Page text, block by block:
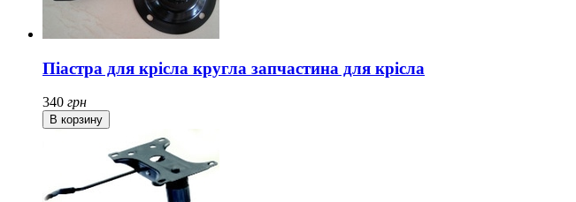
Піастра для крісла кругла запчастина для крісла
340 грн